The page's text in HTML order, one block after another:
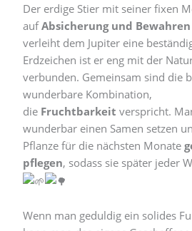
Der erdige Stier mit seiner fixen
aufAbsicherung und Bewahren
verleiht dem Jupiter eine
Erdzeichen ist er eng mit der
verbunden. Gemeinsam sind die
wunderbare Kombination,
die Fruchtbarkeit verspricht.
wunderbar einen Samen setzen
Pflanze für die nächsten Monate
pflegen, sodass sie später jeder
Wenn man geduldig ein solides